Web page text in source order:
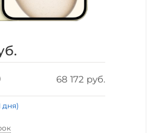
68 172 руб.
дня)